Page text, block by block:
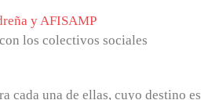
los colectivos sociales
cada una de ellas, cuyo destino es